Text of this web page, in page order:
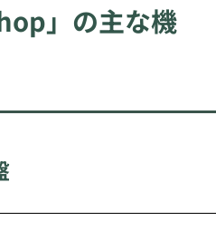
」の主な機